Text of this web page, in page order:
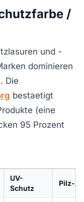
/
und -
dominieren
Die
bestaetigt
(eine
95 Prozent
UV-
Schutz
Pilz-/